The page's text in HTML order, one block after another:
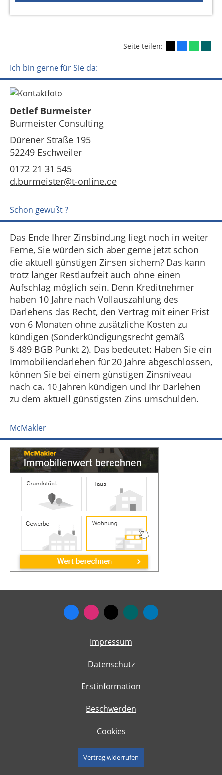
Seite teilen:
Ich bin gerne für Sie da:
Detlef Burmeister
Burmeister Consulting
Dürener Straße 195
52249 Eschweiler
0172 21 31 545
d.burmeister@t-online.de
Schon gewußt ?
Das Ende Ihrer Zinsbindung liegt noch in weiter
Ferne, Sie würden sich aber gerne jetzt schon
die aktuell günstigen Zinsen sichern? Das kann
trotz langer Restlaufzeit auch ohne einen
Aufschlag möglich sein. Denn Kreditnehmer
haben 10 Jahre nach Vollauszahlung des
Darlehens das Recht, den Vertrag mit einer Frist
von 6 Monaten ohne zusätzliche Kosten zu
kündigen (Sonderkündigungsrecht gemäß
§ 489 BGB Punkt 2). Das bedeutet: Haben Sie ein
Immobiliendarlehen für 20 Jahre abgeschlossen,
können Sie bei einem günstigen Zinsniveau
nach ca. 10 Jahren kündigen und Ihr Darlehen
zu dem aktuell günstigsten Zins umschulden.
McMakler
Impressum
Datenschutz
Erstinformation
Beschwerden
Cookies
Vertrag widerrufen